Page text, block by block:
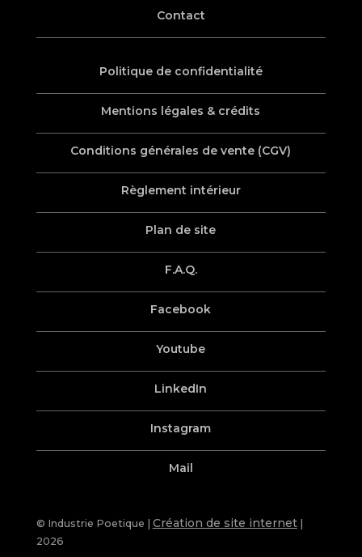
Contact
Politique de confidentialité
Mentions légales & crédits
Conditions générales de vente (CGV)
Règlement intérieur
Plan de site
F.A.Q.
Facebook
Youtube
LinkedIn
Instagram
Mail
© Industrie Poetique | Création de site internet|
2026